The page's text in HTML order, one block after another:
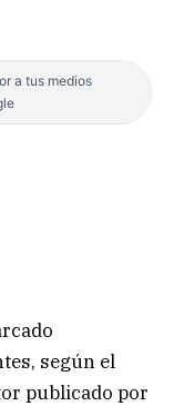
a tus medios
según el
publicado por